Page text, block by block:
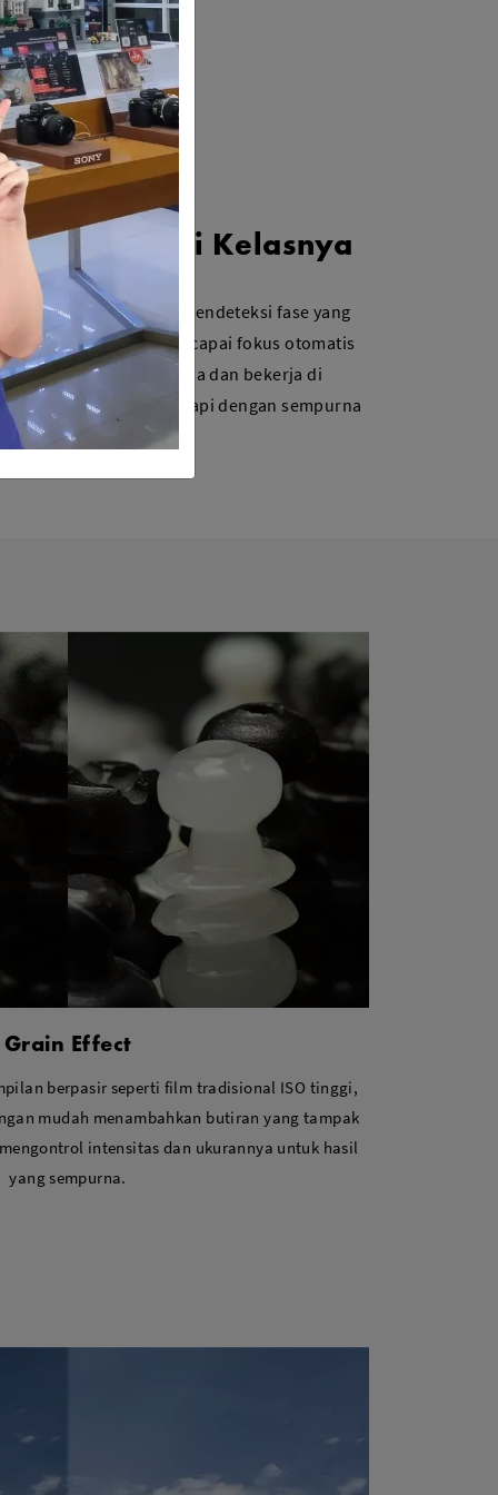
Terbaik Di Kelasnya
menggunakan piksel pendeteksi fase yang
canggih untuk mencapai fokus otomatis
kecepatan luar biasa dan bekerja di
Anda dilengkapi dengan sempurna
peluang.
Grain Effect
berpasir seperti film tradisional ISO tinggi,
mudah menambahkan butiran yang tampak
intensitas dan ukurannya untuk hasil
yang sempurna.